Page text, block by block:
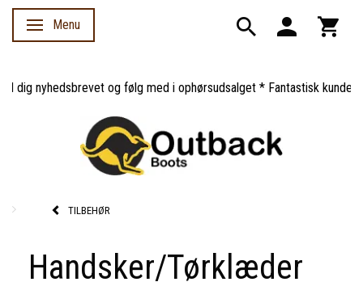
Skifte navigation
Menu
nyhedsbrevet og følg med i ophørsudsalget * Fantastisk
TILBEHØR
Handsker/Tørklæder